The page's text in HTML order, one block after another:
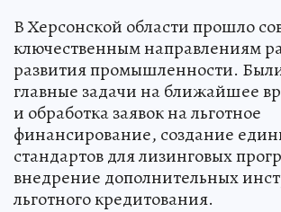
В Херсонской области прошло
ключественным направлениям
развития промышленности.
главные задачи на ближайшее
и обработка заявок на льготное
финансирование, создание
стандартов для лизинговых
внедрение дополнительных
льготного кредитования.